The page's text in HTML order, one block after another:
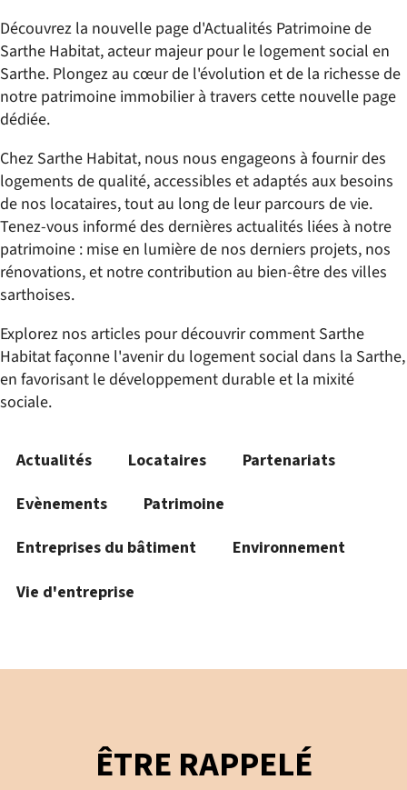
Découvrez la nouvelle page d'Actualités Patrimoine de
Sarthe Habitat, acteur majeur pour le logement social en
Sarthe. Plongez au cœur de l'évolution et de la richesse de
notre patrimoine immobilier à travers cette nouvelle page
dédiée.
Chez Sarthe Habitat, nous nous engageons à fournir des
logements de qualité, accessibles et adaptés aux besoins
de nos locataires, tout au long de leur parcours de vie.
Tenez-vous informé des dernières actualités liées à notre
patrimoine : mise en lumière de nos derniers projets, nos
rénovations, et notre contribution au bien-être des villes
sarthoises.
Explorez nos articles pour découvrir comment Sarthe
Habitat façonne l'avenir du logement social dans la Sarthe,
en favorisant le développement durable et la mixité
sociale.
Actualités Locataires
Partenariats
Evènements
Patrimoine
Entreprises du bâtiment
Environnement
Vie d'entreprise
ÊTRE RAPPELÉ